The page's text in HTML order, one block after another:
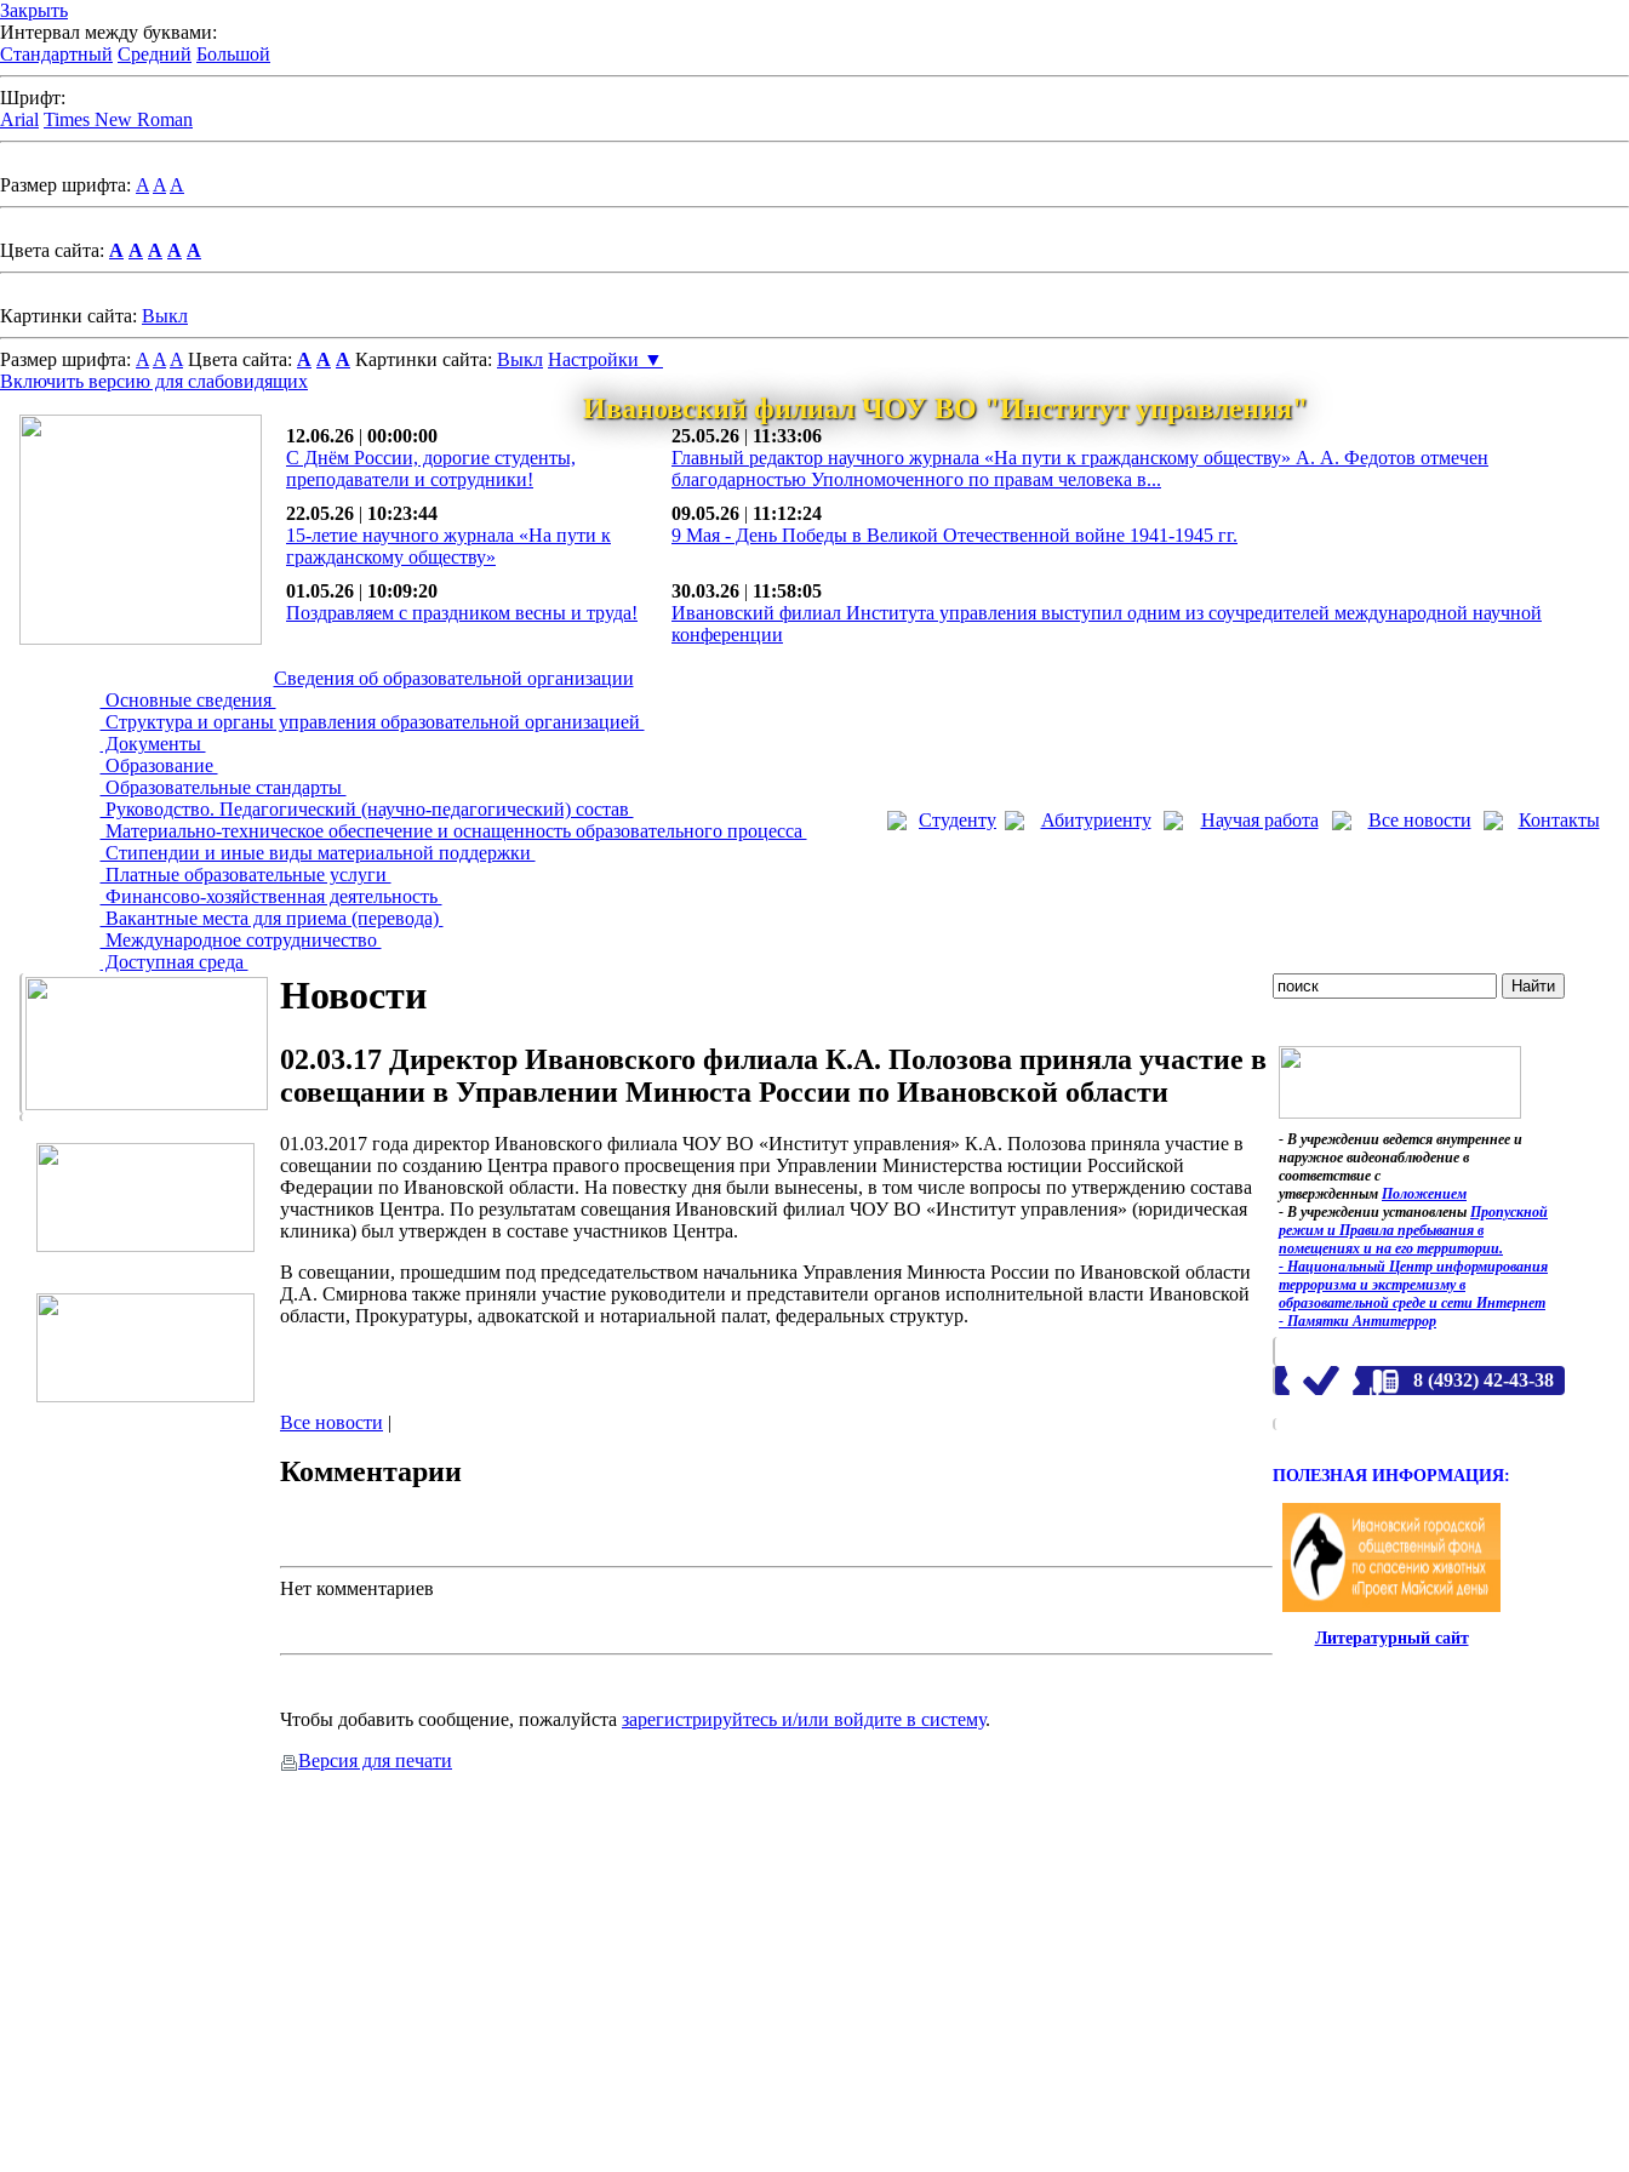
Закрыть
Интервал между буквами:
Стандартный Средний Большой
Шрифт:
Arial Times New Roman
Размер шрифта: A A A
Цвета сайта: A A A A A
Картинки сайта: Выкл
Размер шрифта: A A A Цвета сайта: A A A Картинки сайта: Выкл Настройки ▼
Включить версию для слабовидящих
Ивановский филиал ЧОУ ВО "Институт управления"
12.06.26 | 00:00:00
С Днём России, дорогие студенты,
преподаватели и сотрудники!
25.05.26 | 11:33:06
Главный редактор научного журнала «На пути к гражданскому обществу» А. А. Федотов отмечен
благодарностью Уполномоченного по правам человека в...
22.05.26 | 10:23:44
15-летие научного журнала «На пути к
гражданскому обществу»
09.05.26 | 11:12:24
9 Мая - День Победы в Великой Отечественной войне 1941-1945 гг.
01.05.26 | 10:09:20
Поздравляем с праздником весны и труда!
30.03.26 | 11:58:05
Ивановский филиал Института управления выступил одним из соучредителей международной научной
конференции
Сведения об образовательной организации
Основные сведения
Структура и органы управления образовательной организацией
Документы
Образование
Образовательные стандарты
Руководство. Педагогический (научно-педагогический) состав
Материально-техническое обеспечение и оснащенность образовательного процесса
Стипендии и иные виды материальной поддержки
Платные образовательные услуги
Финансово-хозяйственная деятельность
Вакантные места для приема (перевода)
Международное сотрудничество
Доступная среда
Студенту Абитуриенту Научая работа Все новости Контакты
Новости
02.03.17 Директор Ивановского филиала К.А. Полозова приняла участие в
совещании в Управлении Минюста России по Ивановской области
01.03.2017 года директор Ивановского филиала ЧОУ ВО «Институт управления» К.А. Полозова приняла участие в
совещании по созданию Центра правого просвещения при Управлении Министерства юстиции Российской
Федерации по Ивановской области. На повестку дня были вынесены, в том числе вопросы по утверждению состава
участников Центра. По результатам совещания Ивановский филиал ЧОУ ВО «Институт управления» (юридическая
клиника) был утвержден в составе участников Центра.
В совещании, прошедшим под председательством начальника Управления Минюста России по Ивановской области
Д.А. Смирнова также приняли участие руководители и представители органов исполнительной власти Ивановской
области, Прокуратуры, адвокатской и нотариальной палат, федеральных структур.
Все новости |
Комментарии
Нет комментариев
Чтобы добавить сообщение, пожалуйста зарегистрируйтесь и/или войдите в систему.
Версия для печати
- В учреждении ведется внутреннее и
наружное видеонаблюдение в
соответствие с
утвержденным Положением
- В учреждении установлены Пропускной
режим и Правила пребывания в
помещениях и на его территории.
- Национальный Центр информирования
терроризма и экстремизму в
образовательной среде и сети Интернет
- Памятки Антитеррор
8 (4932) 42-43-38
ПОЛЕЗНАЯ ИНФОРМАЦИЯ:
Литературный сайт